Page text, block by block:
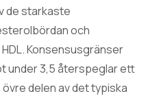
de starkaste
och
Konsensusgränser
under 3,5 återspeglar ett
delen av det typiska